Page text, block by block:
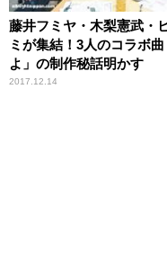
藤井フミヤ・木梨憲武・
ミが集結！3人のコラボ
よ」の制作秘話明かす
2017.12.14